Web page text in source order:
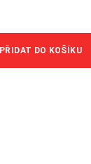
PŘIDAT DO KOŠÍKU